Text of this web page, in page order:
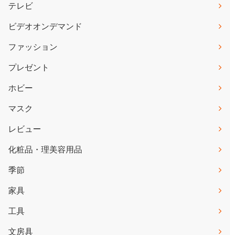
テレビ
ビデオオンデマンド
ファッション
プレゼント
ホビー
マスク
レビュー
化粧品・理美容用品
季節
家具
工具
文房具